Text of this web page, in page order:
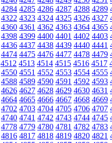
4284 4285 4286 4287 4288 4289
4322 4323 4324 4325 4326 4327
4360 4361 4362 4363 4364 4365
4398 4399 4400 4401 4402 4403
4436 4437 4438 4439 4440 4441
4474 4475 4476 4477 4478 4479
4512 4513 4514 4515 4516 4517
4550 4551 4552 4553 4554 4555
4588 4589 4590 4591 4592 4593
4626 4627 4628 4629 4630 4631
4664 4665 4666 4667 4668 4669
4702 4703 4704 4705 4706 4707
4740 4741 4742 4743 4744 4745
4778 4779 4780 4781 4782 4783
4816 4817 4818 4819 4820 4821